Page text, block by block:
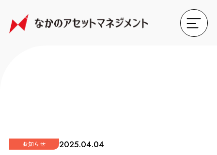
お知らせ 2025.04.04